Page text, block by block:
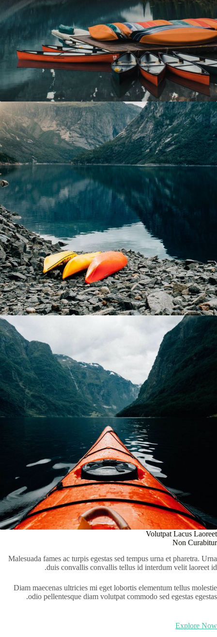
Volutpat Lacus Laoreet
Non Curabitur
Malesuada fames ac turpis egestas sed tempus urna et pharetra. Urna
duis convallis convallis tellus id interdum velit laoreet id.
Diam maecenas ultricies mi eget lobortis elementum tellus molestie
odio pellentesque diam volutpat commodo sed egestas egestas.
Explore Now